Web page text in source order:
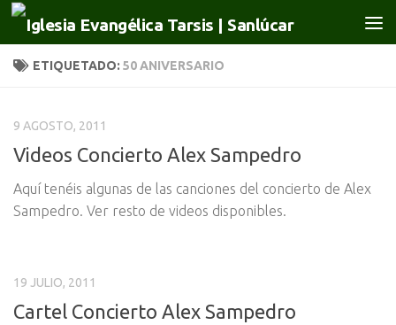
Saltar al contenido
ETIQUETADO: 50 ANIVERSARIO
9 AGOSTO, 2011
Videos Concierto Alex Sampedro
Aquí tenéis algunas de las canciones del concierto de Alex
Sampedro. Ver resto de videos disponibles.
19 JULIO, 2011
Cartel Concierto Alex Sampedro